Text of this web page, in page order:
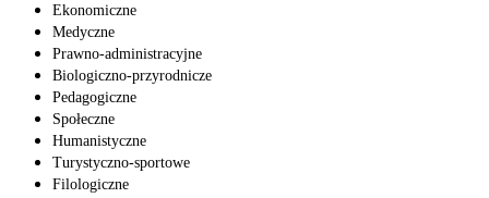
Ekonomiczne
Medyczne
Prawno-administracyjne
Biologiczno-przyrodnicze
Pedagogiczne
Społeczne
Humanistyczne
Turystyczno-sportowe
Filologiczne